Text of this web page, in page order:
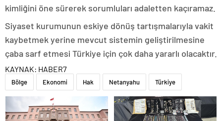
kimliğini öne sürerek sorumluları adaletten kaçıramaz.
Siyaset kurumunun eskiye dönüş tartışmalarıyla vakit
kaybetmek yerine mevcut sistemin geliştirilmesine
çaba sarf etmesi Türkiye için çok daha yararlı olacaktır.
KAYNAK: HABER7
Bölge Ekonomi Hak Netanyahu Türkiye